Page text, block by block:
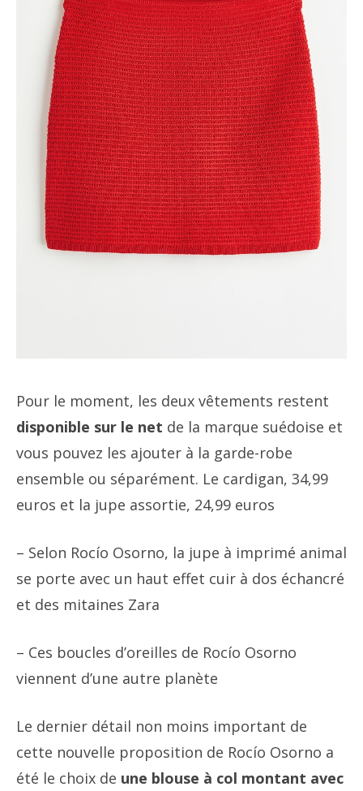
Pour le moment, les deux vêtements restent
disponible sur le net de la marque suédoise et
vous pouvez les ajouter à la garde-robe
ensemble ou séparément. Le cardigan, 34,99
euros et la jupe assortie, 24,99 euros
– Selon Rocío Osorno, la jupe à imprimé animal
se porte avec un haut effet cuir à dos échancré
et des mitaines Zara
– Ces boucles d’oreilles de Rocío Osorno
viennent d’une autre planète
Le dernier détail non moins important de
cette nouvelle proposition de Rocío Osorno a
été le choix de une blouse à col montant avec